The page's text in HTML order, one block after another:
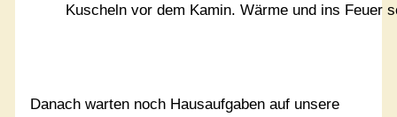
Kuscheln vor dem Kamin. Wärme und ins Feuer
Danach warten noch Hausaufgaben auf unsere